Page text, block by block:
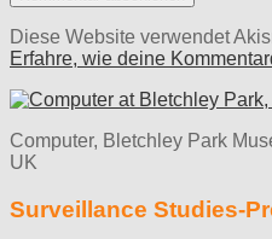
Diese Website verwendet
Erfahre, wie deine
Computer, Bletchley Park
UK
Surveillance Studies-